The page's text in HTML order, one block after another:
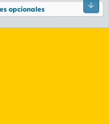
2026 XenForo Ltd.
opcionales
Pie